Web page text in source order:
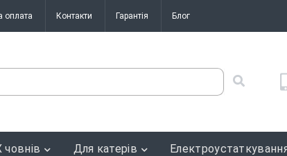
оплата Контакти Гарантія Блог
Для катерів